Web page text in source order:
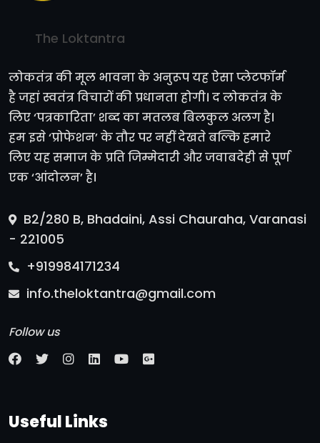
The Loktantra
लोकतंत्र की मूल भावना के अनुरूप यह ऐसा प्लेटफॉर्म
है जहां स्वतंत्र विचारों की प्रधानता होगी। द लोकतंत्र के
लिए ‘पत्रकारिता’ शब्द का मतलब बिलकुल अलग है।
हम इसे ‘प्रोफेशन’ के तौर पर नहीं देखते बल्कि हमारे
लिए यह समाज के प्रति जिम्मेदारी और जवाबदेही से पूर्ण
एक ‘आंदोलन’ है।
B2/280 B, Bhadaini, Assi Chauraha, Varanasi
- 221005
+919984171234
info.theloktantra@gmail.com
Follow us
Useful Links